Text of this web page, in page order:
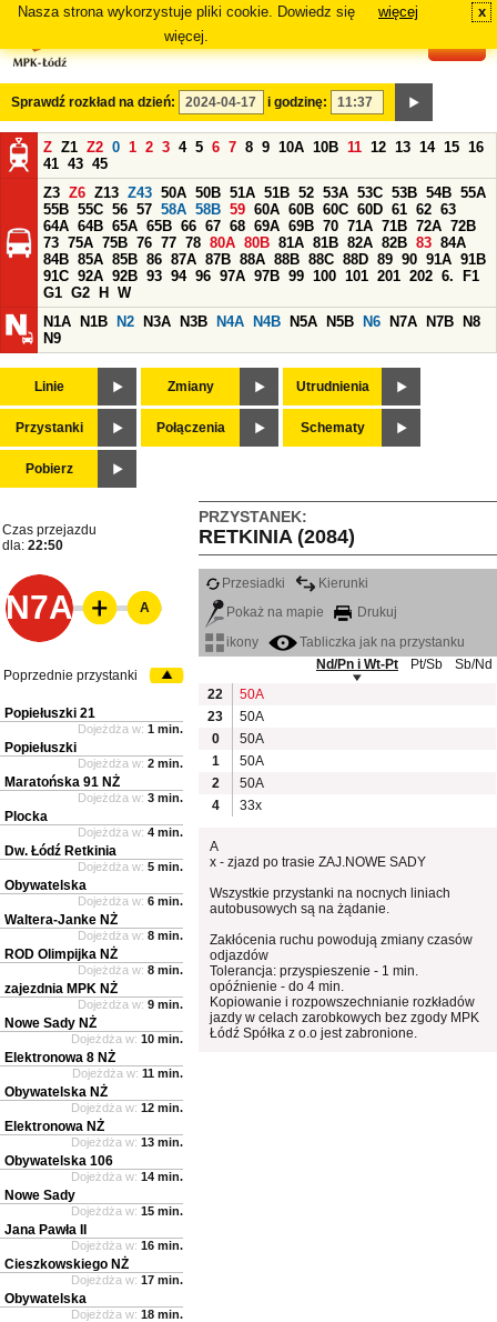
Nasza strona wykorzystuje pliki cookie. Dowiedz się
więcej.
więcej x
Sprawdź rozkład na dzień: i godzinę:
Z Z1 Z2 0 1 2 3 4 5 6 7 8 9 10A 10B 11 12 13 14 15 16
41 43 45
Z3 Z6 Z13 Z43 50A 50B 51A 51B 52 53A 53C 53B 54B 55A
55B 55C 56 57 58A 58B 59 60A 60B 60C 60D 61 62 63
64A 64B 65A 65B 66 67 68 69A 69B 70 71A 71B 72A 72B
73 75A 75B 76 77 78 80A 80B 81A 81B 82A 82B 83 84A
84B 85A 85B 86 87A 87B 88A 88B 88C 88D 89 90 91A 91B
91C 92A 92B 93 94 96 97A 97B 99 100 101 201 202 6.
F1
G1 G2 H
W
N1A
N1B N2 N3A N3B N4A N4B N5A N5B N6 N7A N7B
N8
N9
Linie Zmiany Utrudnienia
Przystanki Połączenia Schematy
Pobierz
PRZYSTANEK:
RETKINIA (2084)
Czas przejazdu
dla: 22:50
N7A
Przesiadki
Kierunki
Pokaż na mapie
Drukuj
ikony
Tabliczka jak na przystanku
Nd/Pn i Wt-Pt
Pt/Sb
Sb/Nd
22
50A
23
50A
0
50A
1
50A
2
50A
4
33x
A
x - zjazd po trasie ZAJ.NOWE SADY
Wszystkie przystanki na nocnych liniach
autobusowych są na żądanie.
Zakłócenia ruchu powodują zmiany czasów
odjazdów
Tolerancja: przyspieszenie - 1 min.
opóźnienie - do 4 min.
Kopiowanie i rozpowszechnianie rozkładów
jazdy w celach zarobkowych bez zgody MPK
Łódź Spółka z o.o jest zabronione.
A
Poprzednie przystanki
Popiełuszki 21
Dojeżdża w: 1 min.
Popiełuszki
Dojeżdża w: 2 min.
Maratońska 91 NŻ
Dojeżdża w: 3 min.
Plocka
Dojeżdża w: 4 min.
Dw. Łódź Retkinia
Dojeżdża w: 5 min.
Obywatelska
Dojeżdża w: 6 min.
Waltera-Janke NŻ
Dojeżdża w: 8 min.
ROD Olimpijka NŻ
Dojeżdża w: 8 min.
zajezdnia MPK NŻ
Dojeżdża w: 9 min.
Nowe Sady NŻ
Dojeżdża w: 10 min.
Elektronowa 8 NŻ
Dojeżdża w: 11 min.
Obywatelska NŻ
Dojeżdża w: 12 min.
Elektronowa NŻ
Dojeżdża w: 13 min.
Obywatelska 106
Dojeżdża w: 14 min.
Nowe Sady
Dojeżdża w: 15 min.
Jana Pawła II
Dojeżdża w: 16 min.
Cieszkowskiego NŻ
Dojeżdża w: 17 min.
Obywatelska
Dojeżdża w: 18 min.